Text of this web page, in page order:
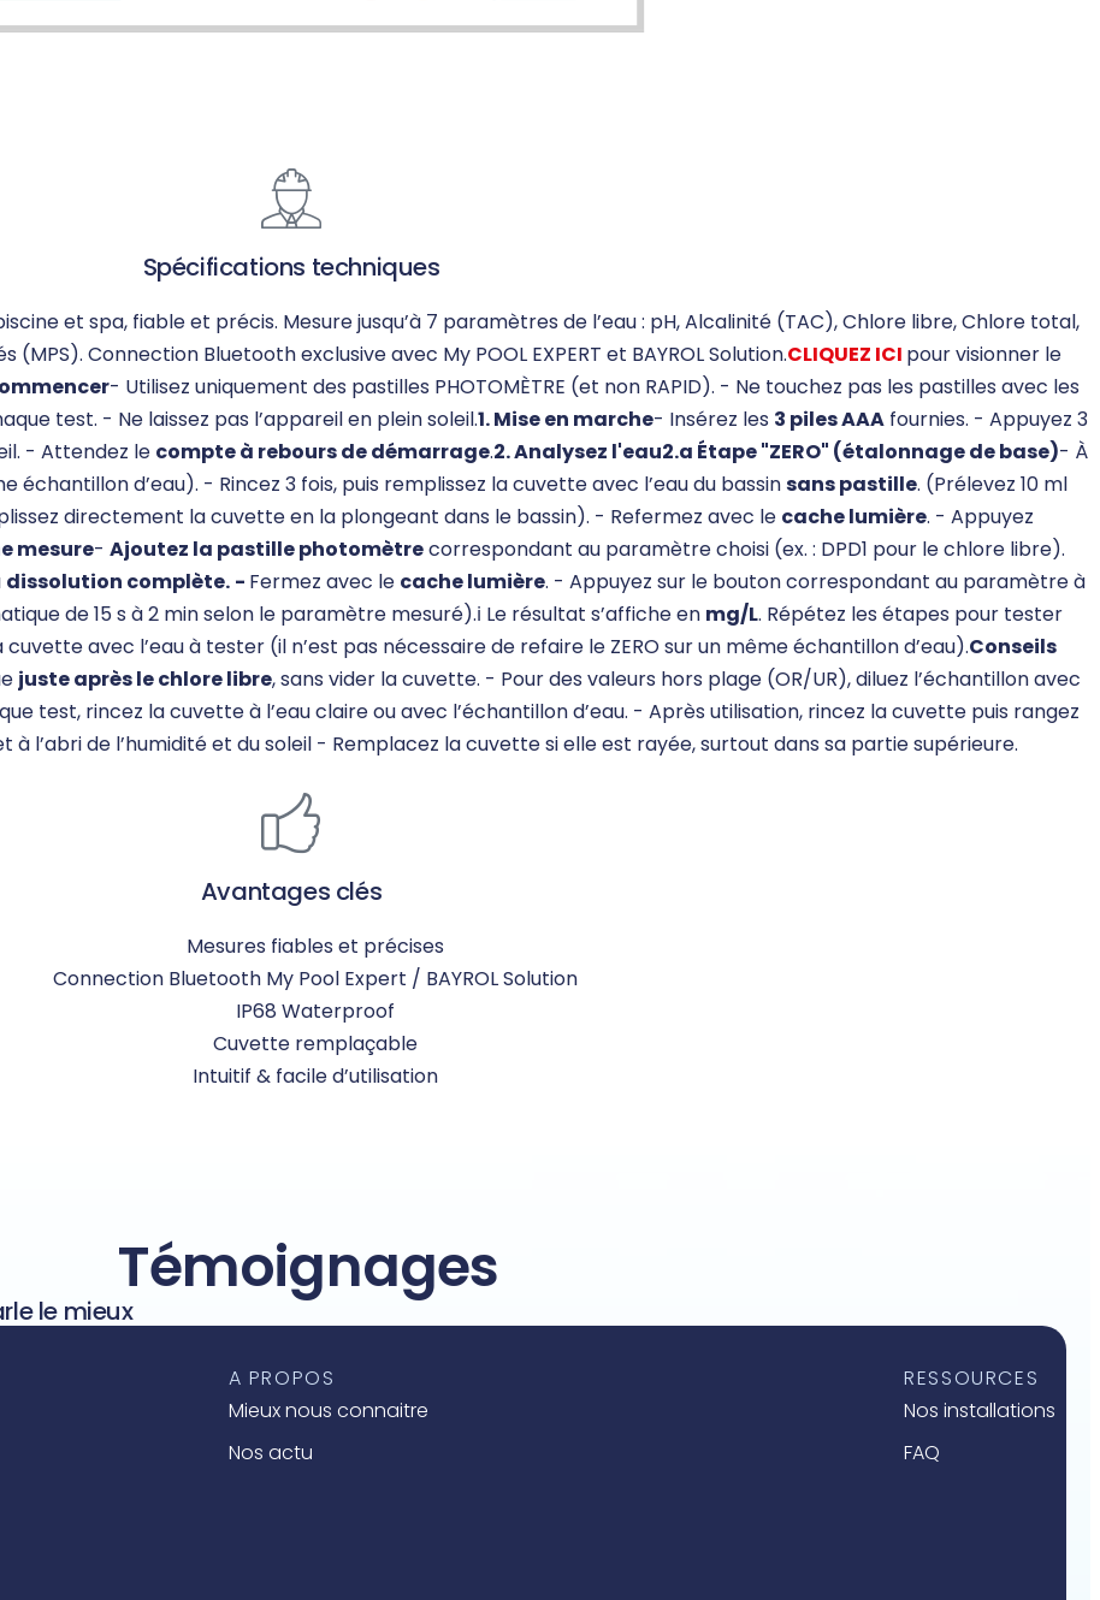
Spécifications techniques
et spa, fiable et précis. Mesure jusqu’à 7 paramètres de l’eau : pH, Alcalinité (TAC), Chlore libre, Chlore total,
Connection Bluetooth exclusive avec My POOL EXPERT et BAYROL Solution.CLIQUEZ ICI pour visionner le
- Utilisez uniquement des pastilles PHOTOMÈTRE (et non RAPID). - Ne touchez pas les pastilles avec les
test. - Ne laissez pas l’appareil en plein soleil.1. Mise en marche- Insérez les 3 piles AAA fournies. - Appuyez 3
- Attendez le compte à rebours de démarrage.2. Analysez l'eau2.a Étape "ZERO" (étalonnage de base)- À
échantillon d’eau). - Rincez 3 fois, puis remplissez la cuvette avec l’eau du bassinsans pastille. (Prélevez 10 ml
directement la cuvette en la plongeant dans le bassin). - Refermez avec le cache lumière. - Appuyez
mesure- Ajoutez la pastille photomètrecorrespondant au paramètre choisi (ex. : DPD1 pour le chlore libre).
dissolution complète. - Fermez avec le cache lumière. - Appuyez sur le bouton correspondant au paramètre à
de 15 s à 2 min selon le paramètre mesuré).ℹ️ Le résultat s’affiche en mg/L. Répétez les étapes pour tester
avec l’eau à tester (il n’est pas nécessaire de refaire le ZERO sur un même échantillon d’eau).Conseils
juste après le chlore libre, sans vider la cuvette. - Pour des valeurs hors plage (OR/UR), diluez l’échantillon avec
test, rincez la cuvette à l’eau claire ou avec l’échantillon d’eau. - Après utilisation, rincez la cuvette puis rangez
à l’abri de l’humidité et du soleil - Remplacez la cuvette si elle est rayée, surtout dans sa partie supérieure.
Avantages clés
Mesures fiables et précises
Connection Bluetooth My Pool Expert / BAYROL Solution
IP68 Waterproof
Cuvette remplaçable
Intuitif & facile d’utilisation
Témoignages
le mieux
A PROPOS
Mieux nous connaitre
Nos actu
RESSOURCES
Nos installations
FAQ